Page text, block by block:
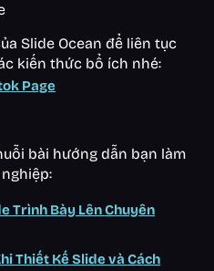
Slide Ocean để liên tục
kiến thức bổ ích nhé:
Page
bài hướng dẫn bạn làm
Trình Bày Lên Chuyên
Thiết Kế Slide và Cách